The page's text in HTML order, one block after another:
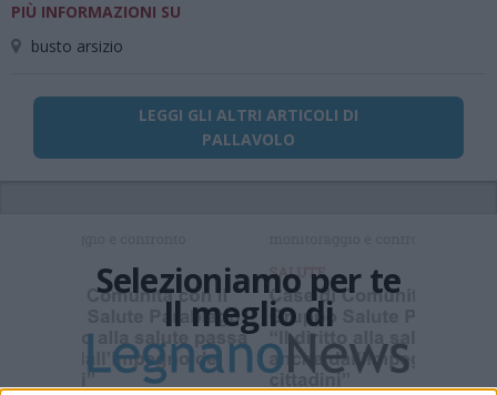
PIÙ INFORMAZIONI SU
busto arsizio
LEGGI GLI ALTRI ARTICOLI DI
PALLAVOLO
Selezioniamo per te
Il meglio di